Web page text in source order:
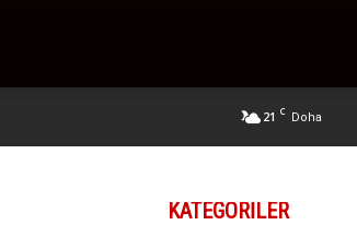
21 C Doha
KATEGORILER